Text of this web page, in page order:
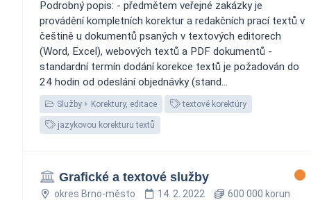
Podrobný popis: - předmětem veřejné zakázky je
provádění kompletních korektur a redakčních prací textů v
češtině u dokumentů psaných v textových editorech
(Word, Excel), webových textů a PDF dokumentů -
standardní termín dodání korekce textů je požadován do
24 hodin od odeslání objednávky (stand...
Služby Korektury, editace textové korektúry
jazykovou korekturu textů
Grafické a textové služby
okres Brno-město 14. 2. 2022 600 000 korun